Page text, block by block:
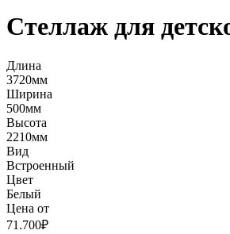
Стеллаж для
Длина
3720мм
Ширина
500мм
Высота
2210мм
Вид
Встроенный
Цвет
Белый
Цена от
71.700₽